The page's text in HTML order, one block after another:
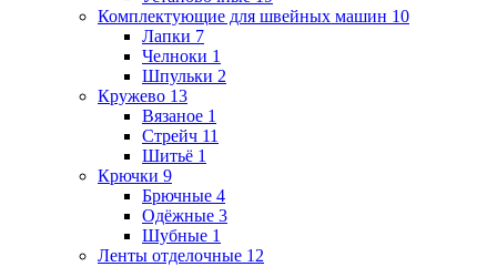
Комплектующие для швейных машин 10
Лапки 7
Челноки 1
Шпульки 2
Кружево 13
Вязаное 1
Стрейч 11
Шитьё 1
Крючки 9
Брючные 4
Одёжные 3
Шубные 1
Ленты отделочные 12